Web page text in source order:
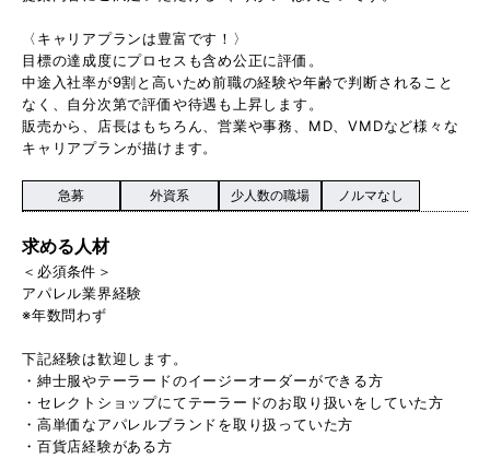
〈キャリアプランは豊富です！〉
目標の達成度にプロセスも含め公正に評価。
中途入社率が9割と高いため前職の経験や年齢で判断されること
なく、自分次第で評価や待遇も上昇します。
販売から、店長はもちろん、営業や事務、MD、VMDなど様々な
キャリアプランが描けます。
急募 外資系 少人数の職場 ノルマなし
求める人材
＜必須条件＞
アパレル業界経験
※年数問わず
下記経験は歓迎します。
・紳士服やテーラードのイージーオーダーができる方
・セレクトショップにてテーラードのお取り扱いをしていた方
・高単価なアパレルブランドを取り扱っていた方
・百貨店経験がある方